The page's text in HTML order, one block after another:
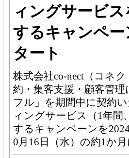
ィングサービ
するキャンペー
タート
株式会社co-nect（コネ
約・集客支援・顧客管
フル」を期間中に契約
ィングサービス（1年間
するキャンペーンを
0月16日（水）の約1か